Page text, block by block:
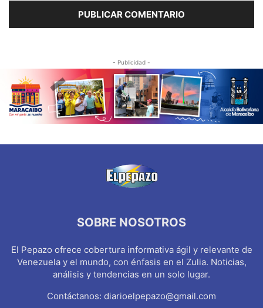
- Publicidad -
SOBRE NOSOTROS
El Pepazo ofrece cobertura informativa ágil y relevante de
Venezuela y el mundo, con énfasis en el Zulia. Noticias,
análisis y tendencias en un solo lugar.
Contáctanos: diarioelpepazo@gmail.com